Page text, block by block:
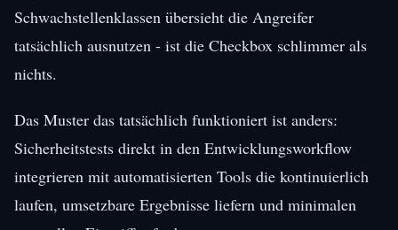
Schwachstellenklassen übersieht die Angreifer
tatsächlich ausnutzen - ist die Checkbox schlimmer als
nichts.
Das Muster das tatsächlich funktioniert ist anders:
Sicherheitstests direkt in den Entwicklungsworkflow
integrieren mit automatisierten Tools die kontinuierlich
laufen, umsetzbare Ergebnisse liefern und minimalen